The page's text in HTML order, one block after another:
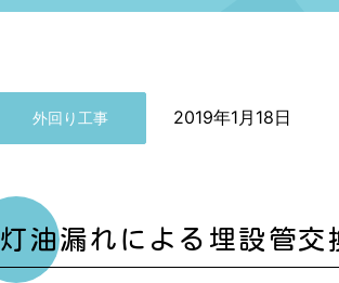
外回り工事 2019年1月18日
灯油漏れによる埋設管